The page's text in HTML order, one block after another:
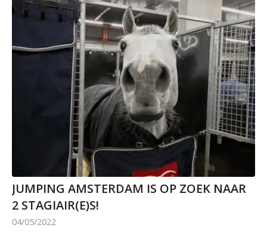
JUMPING AMSTERDAM IS OP ZOEK NAAR
2 STAGIAIR(E)S!
04/05/2022